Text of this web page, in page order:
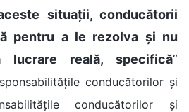
situații, conducătorii
pentru a le rezolva și nu
lucrare reală, specifică”
conducătorilor și
conducătorilor și